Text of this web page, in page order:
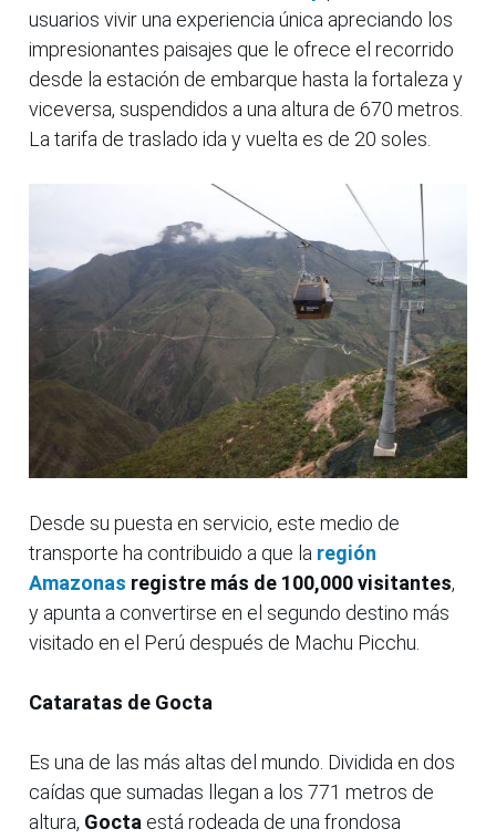
usuarios vivir una experiencia única apreciando los
impresionantes paisajes que le ofrece el recorrido
desde la estación de embarque hasta la fortaleza y
viceversa, suspendidos a una altura de 670 metros.
La tarifa de traslado ida y vuelta es de 20 soles.
Desde su puesta en servicio, este medio de
transporte ha contribuido a que la región
Amazonas registre más de 100,000 visitantes,
y apunta a convertirse en el segundo destino más
visitado en el Perú después de Machu Picchu.
Cataratas de Gocta
Es una de las más altas del mundo. Dividida en dos
caídas que sumadas llegan a los 771 metros de
altura, Gocta está rodeada de una frondosa